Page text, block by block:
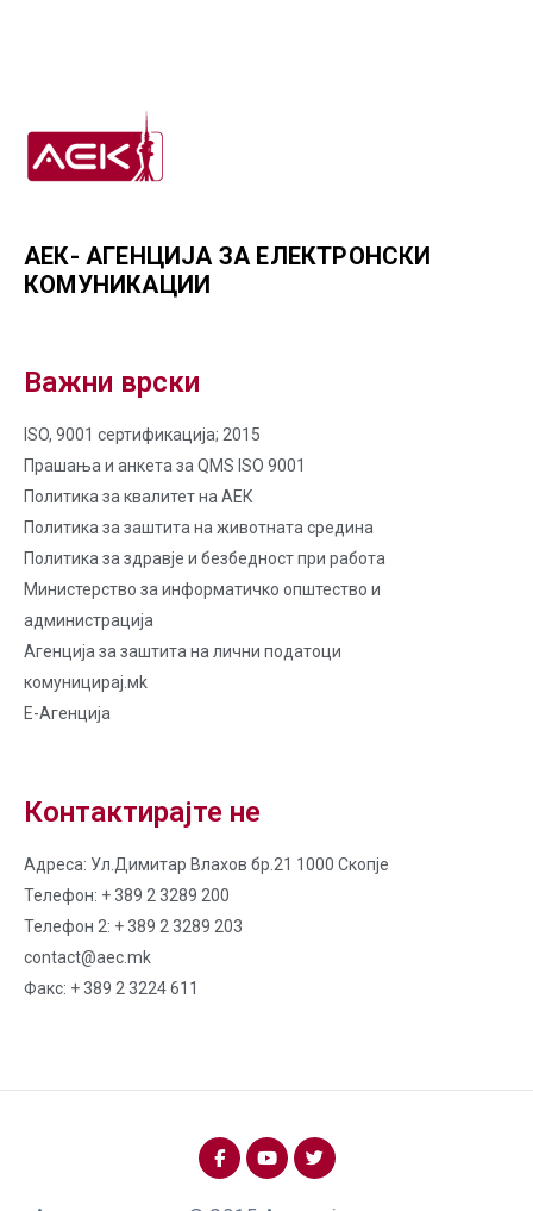
АЕК- АГЕНЦИЈА ЗА ЕЛЕКТРОНСКИ
КОМУНИКАЦИИ
Важни врски
ISO, 9001 сертификација; 2015
Прашања и анкета за QMS ISO 9001
Политика за квалитет на AЕК
Политика за заштита на животната средина
Политика за здравје и безбедност при работа
Министерство за информатичко општество и
администрација
Агенција за заштита на лични податоци
комуницирај.мk
Е-Агенција
Контактирајте не
Адреса: Ул.Димитар Влахов бр.21 1000 Скопје
Телефон: + 389 2 3289 200
Телефон 2: + 389 2 3289 203
contact@aec.mk
Факс: + 389 2 3224 611